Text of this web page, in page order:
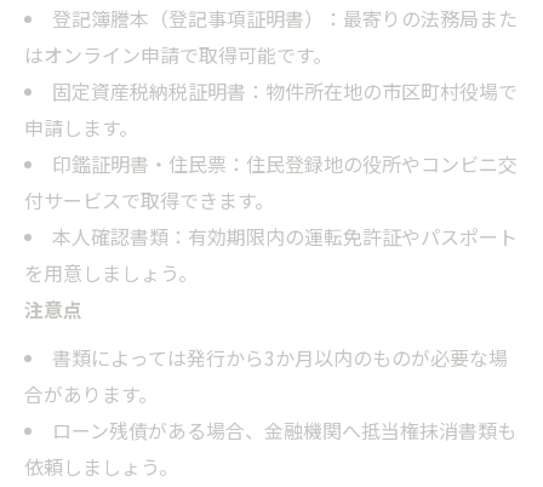
登記簿謄本（登記事項証明書）：最寄りの法務局また
はオンライン申請で取得可能です。
固定資産税納税証明書：物件所在地の市区町村役場で
申請します。
印鑑証明書・住民票：住民登録地の役所やコンビニ交
付サービスで取得できます。
本人確認書類：有効期限内の運転免許証やパスポート
を用意しましょう。
注意点
書類によっては発行から3か月以内のものが必要な場
合があります。
ローン残債がある場合、金融機関へ抵当権抹消書類も
依頼しましょう。